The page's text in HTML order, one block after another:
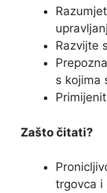
Razvijte
s kojima
Zašto čitati?
trgovca i